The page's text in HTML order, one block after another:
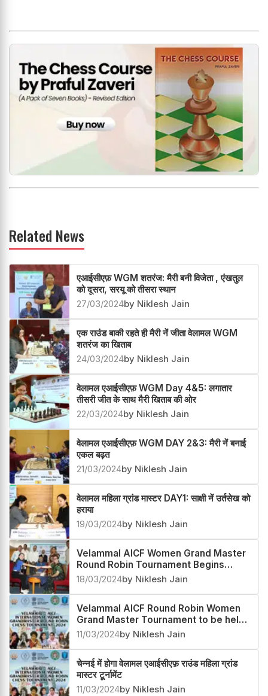
Related News
एआईसीएफ़ WGM शतरंज: मैरी बनी विजेता , एंखतुल
को दूसरा, सरयू को तीसरा स्थान
27/03/2024by Niklesh Jain
एक राउंड बाकी रहते ही मैरी नें जीता वेलामल WGM
शतरंज का खिताब
24/03/2024by Niklesh Jain
वेलामल एआईसीएफ़ WGM Day 4&5: लगातार
तीसरी जीत के साथ मैरी खिताब की ओर
22/03/2024by Niklesh Jain
वेलामल एआईसीएफ़ WGM DAY 2&3: मैरी नें बनाई
एकल बढ़त
21/03/2024by Niklesh Jain
वेलामल महिला ग्रांड मास्टर DAY1: साक्षी नें उर्तसेख को
हराया
19/03/2024by Niklesh Jain
Velammal AICF Women Grand Master
Round Robin Tournament Begins
Today
18/03/2024by Niklesh Jain
Velammal AICF Round Robin Women
Grand Master Tournament to be held
in Chennai
11/03/2024by Niklesh Jain
चेन्नई में होगा वेलामल एआईसीएफ़ राउंड महिला ग्रांड
मास्टर टूर्नामेंट
11/03/2024by Niklesh Jain